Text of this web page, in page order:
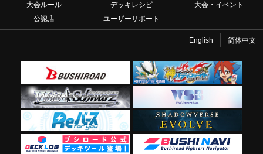
大会ルール
デッキレシピ
大会・イベント
公認店
ユーザーサポート
English 简体中文